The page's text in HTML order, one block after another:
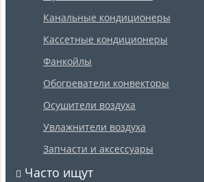
Канальные кондиционеры
Кассетные кондиционеры
Фанкойлы
Обогреватели конвекторы
Осушители воздуха
Увлажнители воздуха
Запчасти и аксессуары
Часто ищут